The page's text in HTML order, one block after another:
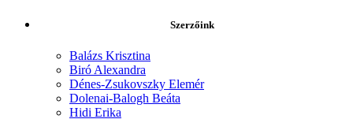
Szerzőink
Balázs Krisztina
Biró Alexandra
Dénes-Zsukovszky Elemér
Dolenai-Balogh Beáta
Hidi Erika